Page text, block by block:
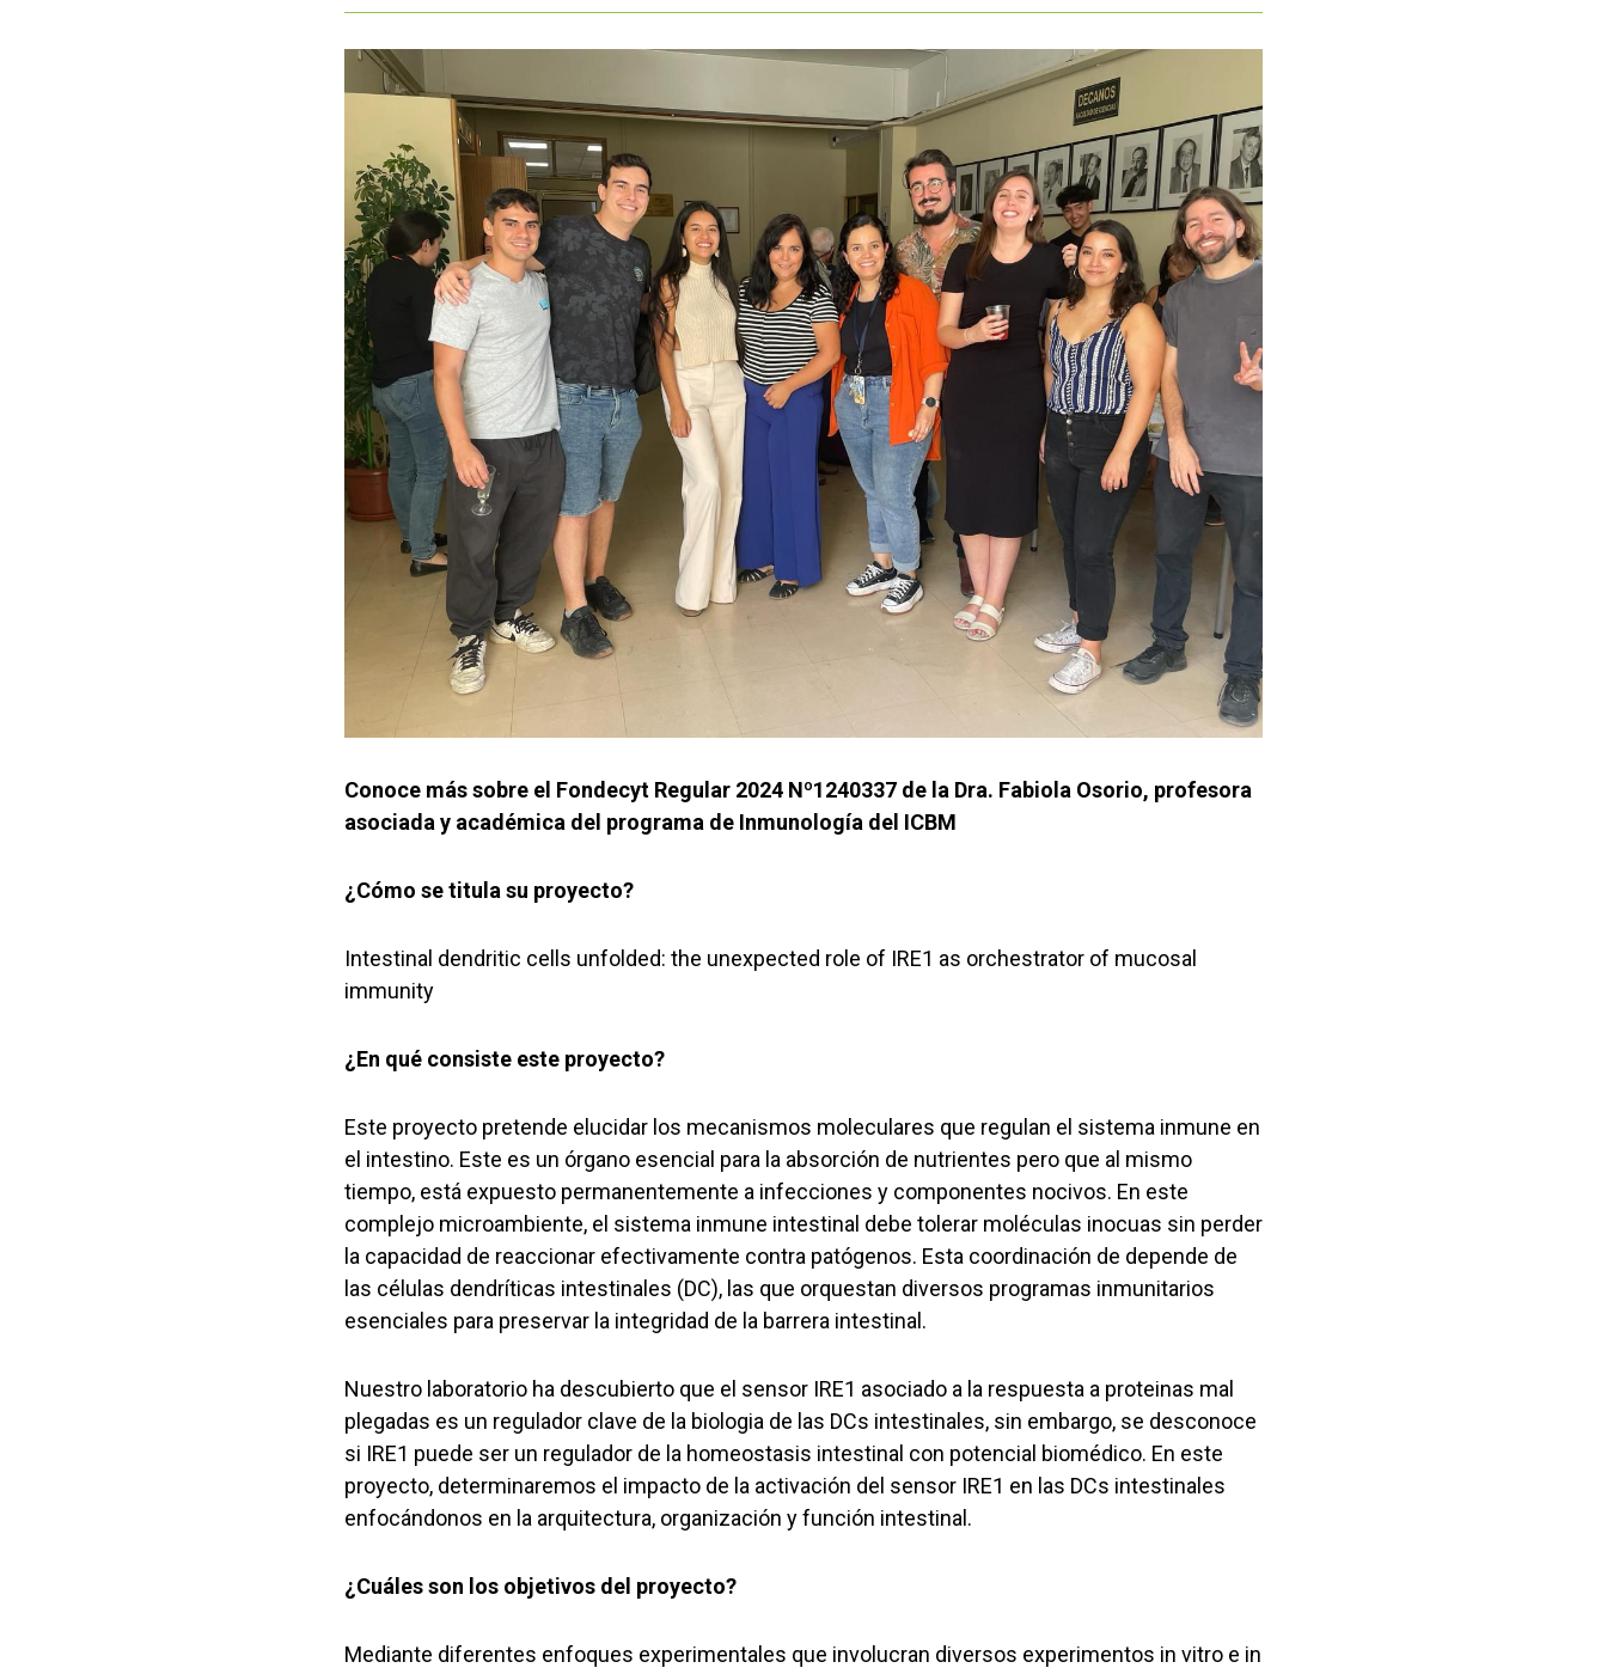
Conoce más sobre el Fondecyt Regular 2024 Nº1240337 de la Dra. Fabiola Osorio, profesora
asociada y académica del programa de Inmunología del ICBM
¿Cómo se titula su proyecto?
Intestinal dendritic cells unfolded: the unexpected role of IRE1 as orchestrator of mucosal
immunity
¿En qué consiste este proyecto?
Este proyecto pretende elucidar los mecanismos moleculares que regulan el sistema inmune en
el intestino. Este es un órgano esencial para la absorción de nutrientes pero que al mismo
tiempo, está expuesto permanentemente a infecciones y componentes nocivos. En este
complejo microambiente, el sistema inmune intestinal debe tolerar moléculas inocuas sin perder
la capacidad de reaccionar efectivamente contra patógenos. Esta coordinación de depende de
las células dendríticas intestinales (DC), las que orquestan diversos programas inmunitarios
esenciales para preservar la integridad de la barrera intestinal.
Nuestro laboratorio ha descubierto que el sensor IRE1 asociado a la respuesta a proteinas mal
plegadas es un regulador clave de la biologia de las DCs intestinales, sin embargo, se desconoce
si IRE1 puede ser un regulador de la homeostasis intestinal con potencial biomédico. En este
proyecto, determinaremos el impacto de la activación del sensor IRE1 en las DCs intestinales
enfocándonos en la arquitectura, organización y función intestinal.
¿Cuáles son los objetivos del proyecto?
Mediante diferentes enfoques experimentales que involucran diversos experimentos in vitro e in